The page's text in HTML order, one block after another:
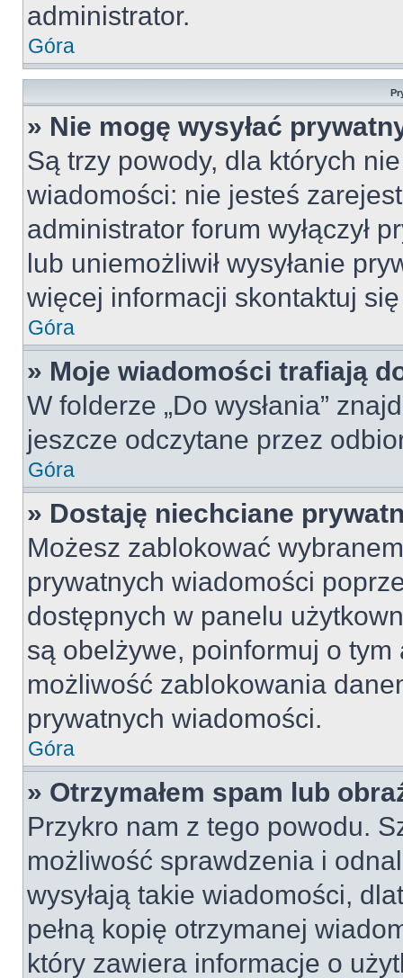
administrator.
Góra
» Nie mogę wysyłać
Są trzy powody, dla których
wiadomości: nie jesteś
administrator forum wyłączył
lub uniemożliwił wysyłanie
więcej informacji skontaktuj
Góra
» Moje wiadomości trafiają
W folderze „Do wysłania”
jeszcze odczytane przez
Góra
» Dostaję niechciane
Możesz zablokować
prywatnych wiadomości
dostępnych w panelu
są obelżywe, poinformuj o
możliwość zablokowania
prywatnych wiadomości.
Góra
» Otrzymałem spam lub
Przykro nam z tego powodu.
możliwość sprawdzenia i
wysyłają takie wiadomości,
pełną kopię otrzymanej
który zawiera informacje o